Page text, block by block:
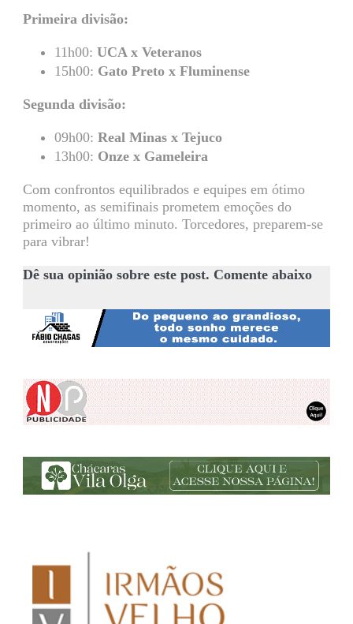
Primeira divisão:
11h00: UCA x Veteranos
15h00: Gato Preto x Fluminense
Segunda divisão:
09h00: Real Minas x Tejuco
13h00: Onze x Gameleira
Com confrontos equilibrados e equipes em ótimo
momento, as semifinais prometem emoções do
primeiro ao último minuto. Torcedores, preparem-se
para vibrar!
Dê sua opinião sobre este post. Comente abaixo